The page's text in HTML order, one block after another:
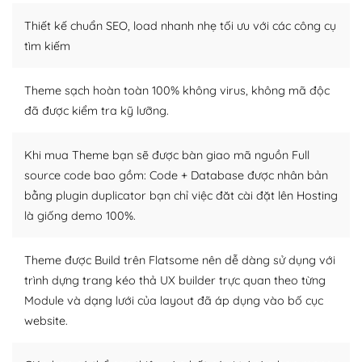
WordPress là nơi lưu trữ cho một diễn đàn cộng đồng
người cuồng tín WordPress.
Nếu bạn gặp khó khăn, bạn có thể lên mạng và tìm
lời, giải đáp vấn đề của bạn.
Cộng đồng sử dụng WordPress sẵn sàng hỗ trợ bạn
– Đa dạng plugin và themes
Plugin mở rộng là thành phần cài đặt thêm vào
WordPress để tăng thêm các tính năng cần thiết. Có
nhiều plugin trả phí hoặc miễn phí.
Nhờ lượng người dùng đông đảo, thư viện themes và
Thiết kế chuẩn SEO, load nhanh nhẹ tối ưu với các công cụ
tìm kiếm
Theme sạch hoàn toàn 100% không virus, không mã độc
đã được kiểm tra kỹ lưỡng.
Khi mua Theme bạn sẽ được bàn giao mã nguồn Full
source code bao gồm: Code + Database được nhân bản
bằng plugin duplicator bạn chỉ việc đăt cài đặt lên Hosting
là giống demo 100%.
Theme được Build trên Flatsome nên dễ dàng sử dụng với
trình dựng trang kéo thả UX builder trực quan theo từng
Module và dạng lưới của layout đã áp dụng vào bố cục
website.